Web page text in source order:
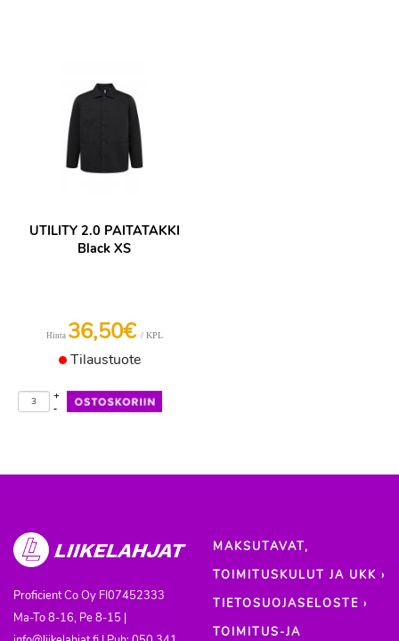
UTILITY 2.0 PAITATAKKI
Black XS
Hinta 36,50€ / KPL
Tilaustuote
-
+
Proficient Co Oy FI07452333
Ma-To 8-16, Pe 8-15 |
MAKSUTAVAT,
TOIMITUSKULUT JA UKK ›
TIETOSUOJASELOSTE ›
TOIMITUS-JA